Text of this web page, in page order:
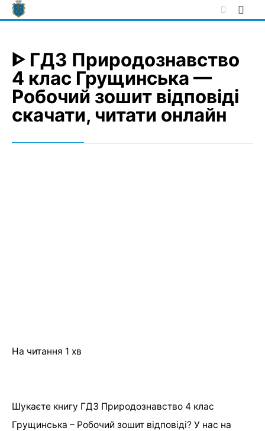
Skip
to
ᐈ ГДЗ Природознавство
4 клас Грущинська —
Робочий зошит відповіді
скачати, читати онлайн
На читання 1 хв
Шукаєте книгу ГДЗ Природознавство 4 клас
Грущинська – Робочий зошит відповіді? У нас на